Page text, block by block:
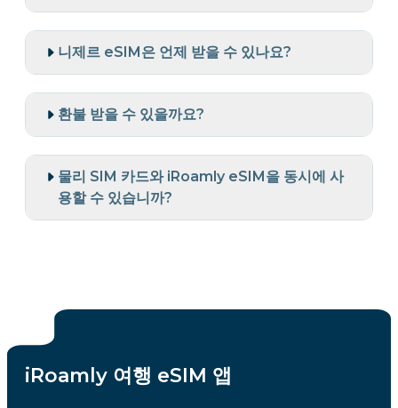
니제르 eSIM은 언제 받을 수 있나요?
환불 받을 수 있을까요?
물리 SIM 카드와 iRoamly eSIM을 동시에 사
용할 수 있습니까?
iRoamly 여행 eSIM 앱